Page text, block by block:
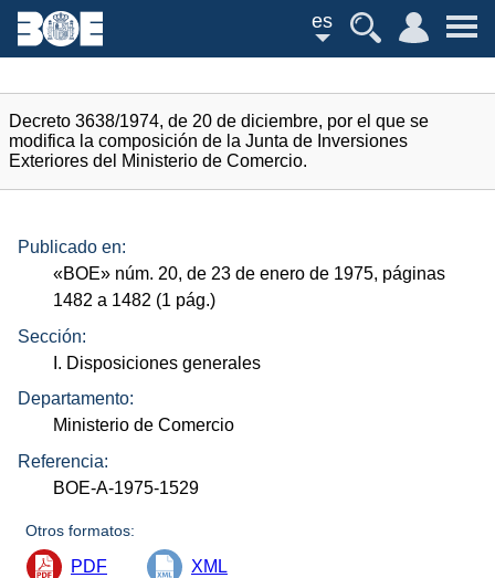
es
Decreto 3638/1974, de 20 de diciembre, por el que se
modifica la composición de la Junta de Inversiones
Exteriores del Ministerio de Comercio.
Publicado en:
«BOE» núm. 20, de 23 de enero de 1975, páginas
1482 a 1482 (1 pág.)
Sección:
I. Disposiciones generales
Departamento:
Ministerio de Comercio
Referencia:
BOE-A-1975-1529
Otros formatos:
PDF XML